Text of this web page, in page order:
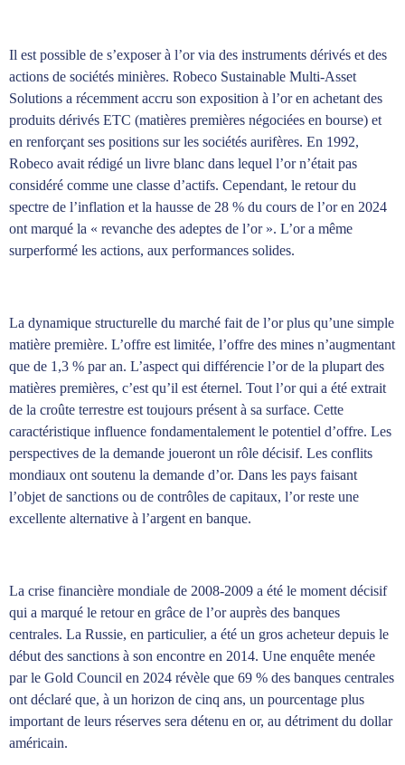
Il est possible de s’exposer à l’or via des instruments dérivés et des
actions de sociétés minières. Robeco Sustainable Multi-Asset
Solutions a récemment accru son exposition à l’or en achetant des
produits dérivés ETC (matières premières négociées en bourse) et
en renforçant ses positions sur les sociétés aurifères. En 1992,
Robeco avait rédigé un livre blanc dans lequel l’or n’était pas
considéré comme une classe d’actifs. Cependant, le retour du
spectre de l’inflation et la hausse de 28 % du cours de l’or en 2024
ont marqué la « revanche des adeptes de l’or ». L’or a même
surperformé les actions, aux performances solides.
La dynamique structurelle du marché fait de l’or plus qu’une simple
matière première. L’offre est limitée, l’offre des mines n’augmentant
que de 1,3 % par an. L’aspect qui différencie l’or de la plupart des
matières premières, c’est qu’il est éternel. Tout l’or qui a été extrait
de la croûte terrestre est toujours présent à sa surface. Cette
caractéristique influence fondamentalement le potentiel d’offre. Les
perspectives de la demande joueront un rôle décisif. Les conflits
mondiaux ont soutenu la demande d’or. Dans les pays faisant
l’objet de sanctions ou de contrôles de capitaux, l’or reste une
excellente alternative à l’argent en banque.
La crise financière mondiale de 2008-2009 a été le moment décisif
qui a marqué le retour en grâce de l’or auprès des banques
centrales. La Russie, en particulier, a été un gros acheteur depuis le
début des sanctions à son encontre en 2014. Une enquête menée
par le Gold Council en 2024 révèle que 69 % des banques centrales
ont déclaré que, à un horizon de cinq ans, un pourcentage plus
important de leurs réserves sera détenu en or, au détriment du dollar
américain.